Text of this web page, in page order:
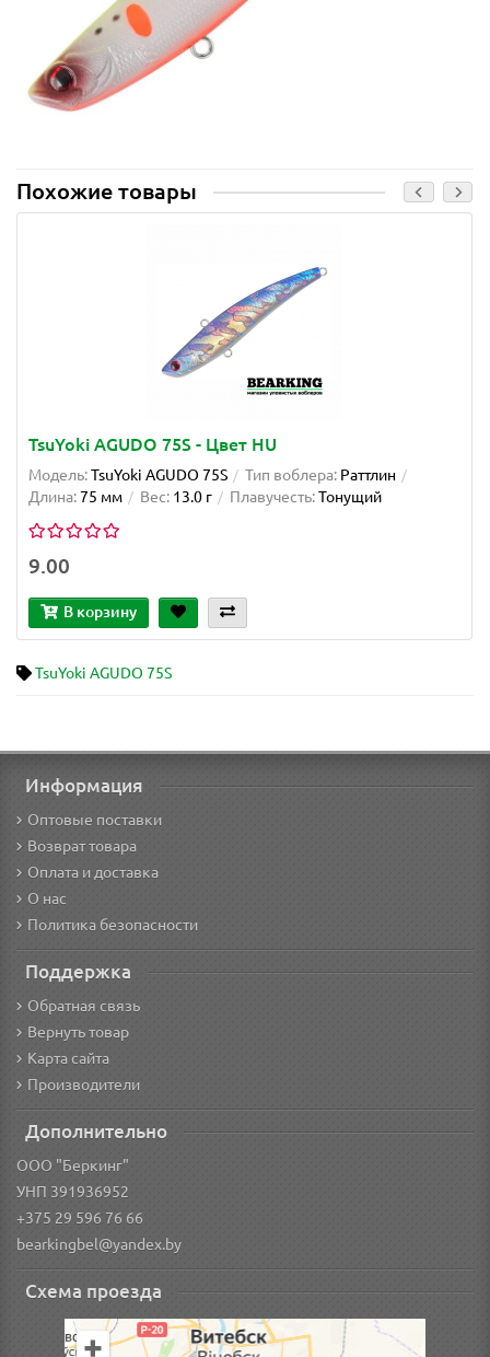
Похожие товары
TsuYoki AGUDO 75S - Цвет HU
Модель:TsuYoki AGUDO 75S Тип воблера: Раттлин
Длина:75 мм Вес: 13.0 г Плавучесть:Тонущий
9.00
В корзину
TsuYoki AGUDO 75S
Информация
Оптовые поставки
Возврат товара
Оплата и доставка
О нас
Политика безопасности
Поддержка
Обратная связь
Вернуть товар
Карта сайта
Производители
Дополнительно
ООО "Беркинг"
УНП 391936952
+375 29 596 76 66
bearkingbel@yandex.by
Схема проезда